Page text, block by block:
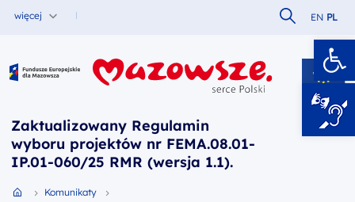
więcej Szukaj w
EN PL
Fundusze Europejskie dla Mazowsza
Zaktualizowany Regulamin
wyboru projektów nr FEMA.08.01-
IP.01-060/25 RMR (wersja 1.1).
Przejdź do strony głównej portalu
Komunikaty